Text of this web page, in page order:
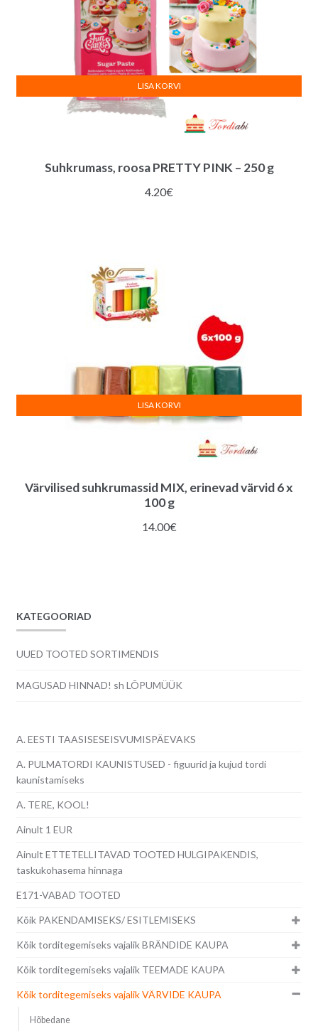
Suhkrumass, roosa PRETTY PINK – 250 g
4.20€
LISA KORVI
Värvilised suhkrumassid MIX, erinevad värvid 6 x
100 g
14.00€
LISA KORVI
KATEGOORIAD
UUED TOOTED SORTIMENDIS
MAGUSAD HINNAD! sh LÕPUMÜÜK
A. EESTI TAASISESEISVUMISPÄEVAKS
A. PULMATORDI KAUNISTUSED - figuurid ja kujud tordi
kaunistamiseks
A. TERE, KOOL!
Ainult 1 EUR
Ainult ETTETELLITAVAD TOOTED HULGIPAKENDIS,
taskukohasema hinnaga
E171-VABAD TOOTED
Kõik PAKENDAMISEKS/ ESITLEMISEKS
Kõik torditegemiseks vajalik BRÄNDIDE KAUPA
Kõik torditegemiseks vajalik TEEMADE KAUPA
Kõik torditegemiseks vajalik VÄRVIDE KAUPA
Hõbedane